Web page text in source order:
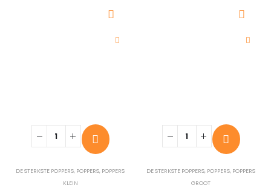
DE STERKSTE POPPERS, POPPERS, POPPERS
KLEIN
DE STERKSTE POPPERS, POPPERS, POPPERS
GROOT